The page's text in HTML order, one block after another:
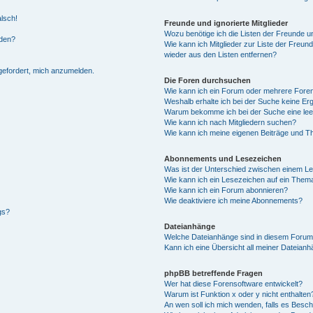
mich anzumelden.
Freunde und ignorierte Mitglieder
Wozu benötige ich die Listen der Freunde
Wie kann ich Mitglieder zur Liste der
wieder aus den Listen entfernen?
Die Foren durchsuchen
Wie kann ich ein Forum oder mehrere
Weshalb erhalte ich bei der Suche keine
Warum bekomme ich bei der Suche eine
Wie kann ich nach Mitgliedern suchen?
Wie kann ich meine eigenen Beiträge und
Abonnements und Lesezeichen
Was ist der Unterschied zwischen einem
Wie kann ich ein Lesezeichen auf ein
Wie kann ich ein Forum abonnieren?
Wie deaktiviere ich meine Abonnements?
Dateianhänge
Welche Dateianhänge sind in diesem
Kann ich eine Übersicht all meiner
phpBB betreffende Fragen
Wer hat diese Forensoftware entwickelt?
Warum ist Funktion x oder y nicht
An wen soll ich mich wenden, falls es